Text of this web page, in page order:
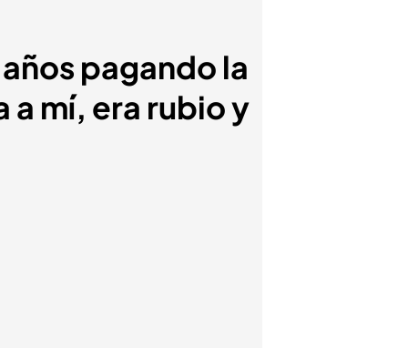
pagando la
a mí, era rubio y